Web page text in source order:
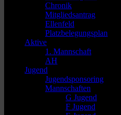
Chronik
Mitgliedsantrag
Ellenfeld
Platzbelegungsplan
Aktive
1. Mannschaft
AH
Jugend
Jugendsponsoring
Mannschaften
G Jugend
F Jugend